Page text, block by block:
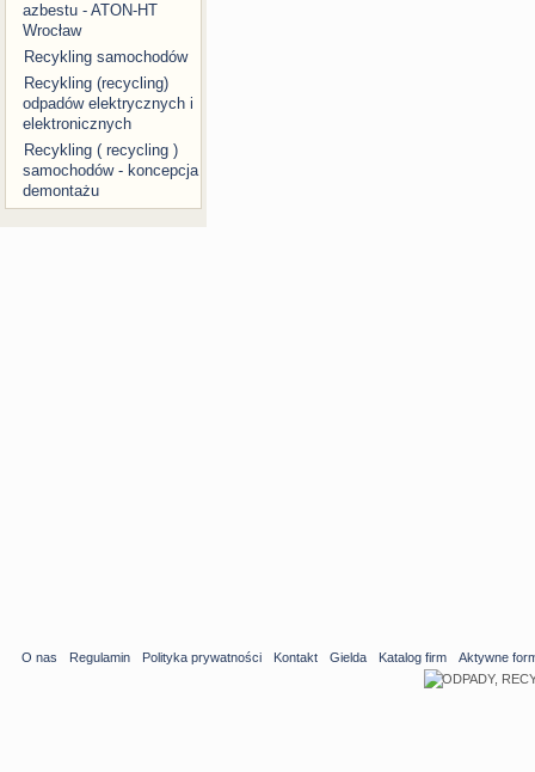
azbestu - ATON-HT
Wrocław
Recykling samochodów
Recykling (recycling)
odpadów elektrycznych i
elektronicznych
Recykling ( recycling )
samochodów - koncepcja
demontażu
O nas Regulamin Polityka prywatności Kontakt Gielda Katalog firm Aktywne